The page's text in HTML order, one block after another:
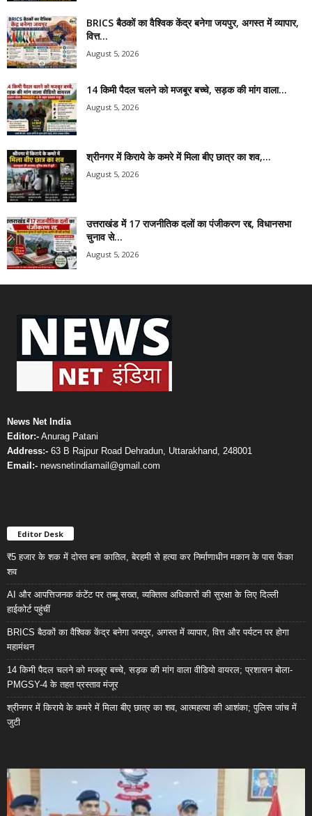
BRICS बैठकों का वैश्विक केंद्र बनेगा जयपुर, अगस्त में व्यापार,
वित्त...
August 5, 2026
14 किमी पैदल चलने को मजबूर बच्चे, सड़क की मांग वाला...
August 5, 2026
श्रीनगर में किराये के कमरे में मिला बीए छात्र का शव,...
August 5, 2026
उत्तराखंड में 17 राजनीतिक दलों का पंजीकरण रद्द, विधानसभा
चुनाव से...
August 5, 2026
News Net India
Editor:- Anurag Patani
Address:- 63 B Rajpur Road Dehradun, Uttarakhand, 248001
Email:- newsnetindiamail@gmail.com
Editor Desk
₹5 हजार के शक में दोस्त बना कातिल, बेरहमी से हत्या कर निर्माणाधीन मकान के पास फेंका
शव
AI और आपत्तिजनक कंटेंट पर तब्बू सख्त, व्यक्तित्व अधिकारों की सुरक्षा के लिए दिल्ली
हाईकोर्ट पहुंचीं
BRICS बैठकों का वैश्विक केंद्र बनेगा जयपुर, अगस्त में व्यापार, वित्त और पर्यटन पर होगा
महामंथन
14 किमी पैदल चलने को मजबूर बच्चे, सड़क की मांग वाला वीडियो वायरल; प्रशासन बोला-
PMGSY-4 के तहत प्रस्ताव मंजूर
श्रीनगर में किराये के कमरे में मिला बीए छात्र का शव, आत्महत्या की आशंका; पुलिस जांच में
जुटी